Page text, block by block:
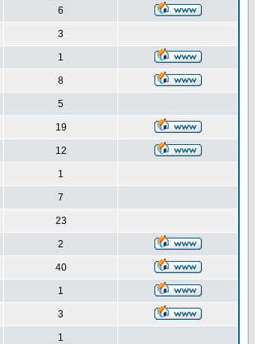
6
3
1
8
5
19
12
1
7
23
2
40
1
3
1